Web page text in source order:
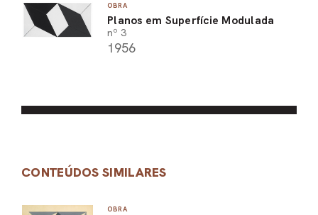
OBRA
Planos em Superfície Modulada
nº 3
1956
CONTEÚDOS SIMILARES
OBRA